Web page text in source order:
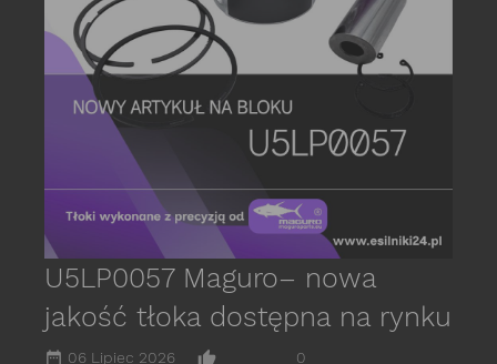
U5LP0057 Maguro– nowa
jakość tłoka dostępna na rynku
date_range 06 Lipiec 2026 thumb_up_alt 0